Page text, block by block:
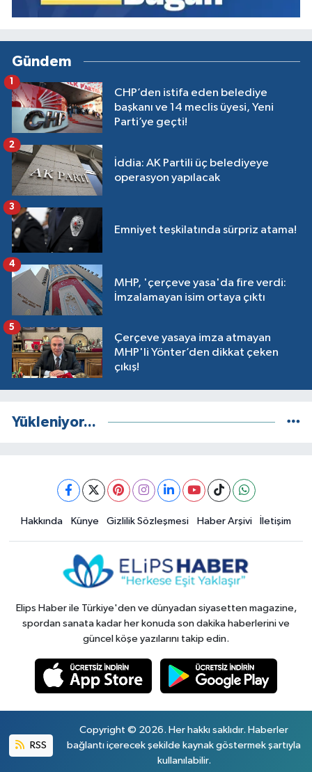
Gündem
CHP’den istifa eden belediye
başkanı ve 14 meclis üyesi, Yeni
Parti’ye geçti!
İddia: AK Partili üç belediyeye
operasyon yapılacak
2
Emniyet teşkilatında sürpriz atama!
3
MHP, 'çerçeve yasa'da fire verdi:
İmzalamayan isim ortaya çıktı
4
Çerçeve yasaya imza atmayan
MHP'li Yönter’den dikkat çeken
çıkış!
5
Yükleniyor...
Hakkında Künye Gizlilik Sözleşmesi Haber Arşivi İletişim
Elips Haber ile Türkiye'den ve dünyadan siyasetten magazine,
spordan sanata kadar her konuda son dakika haberlerini ve
güncel köşe yazılarını takip edin.
RSS
Copyright © 2026. Her hakkı saklıdır. Haberler
bağlantı içerecek şekilde kaynak göstermek şartıyla
kullanılabilir.